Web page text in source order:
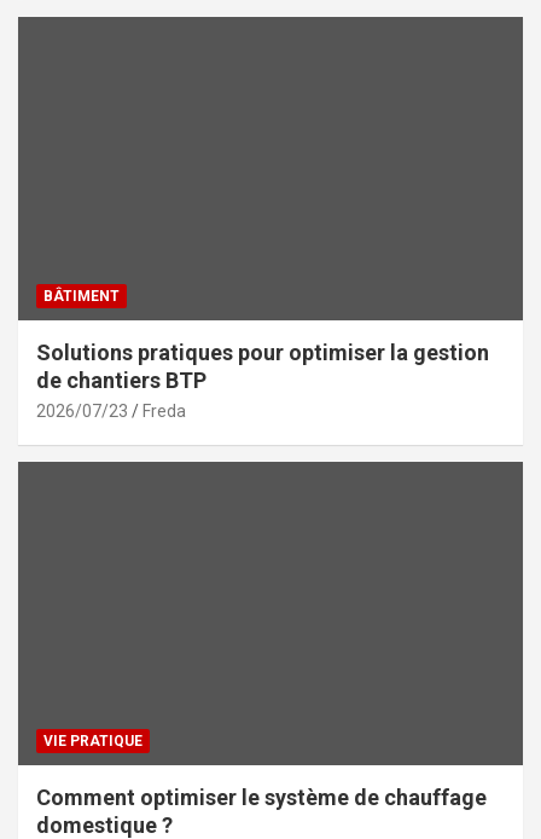
BÂTIMENT
Solutions pratiques pour optimiser la gestion
de chantiers BTP
2026/07/23 Freda
VIE PRATIQUE
Comment optimiser le système de chauffage
domestique ?